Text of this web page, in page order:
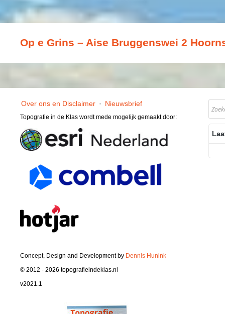
Op e Grins – Aise Bruggenswei 2
Over ons en Disclaimer · Nieuwsbrief
Topografie in de Klas wordt mede mogelijk gemaakt door:
Concept, Design and Development by Dennis Hunink
© 2012 - 2026 topografieindeklas.nl
v2021.1